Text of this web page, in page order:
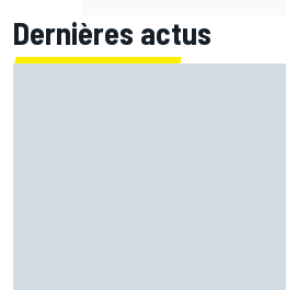
Dernières actus